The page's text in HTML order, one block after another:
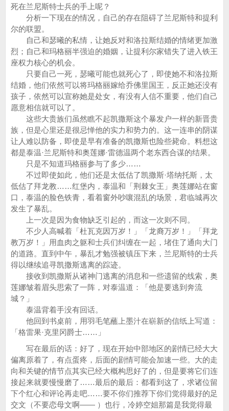
死在兰尼斯特士兵的手上呢？
分析一下现在的情况，自己的存在阻碍了兰尼斯特和提利
尔的联盟。
自己和瑟曦的私情，让她反对和洛拉斯结婚的情绪更加激
烈；自己和玛格丽半强迫的婚姻，让提利尔家错失了进入铁王
座权力核心的机会。
只要自己一死，瑟曦可能也就死心了，即使她不和洛拉斯
结婚，他们依然可以将玛格丽嫁给乔佛里国王，反正她还没有
孩子，依然可以宣称她是处女，有没有人信不重要，他们自己
愿意相信就可以了。
这些大贵族们虽然瞧不起凯撒斯这个暴发户一样的新晋贵
族，但是心里还是很忌惮他的实力和势力的。这一连串的阴谋
让人难以防备，即使是早有准备的凯撒斯也险些毙命。料想这
都是泰温·兰尼斯特和奥莲娜·雷德温两个老东西合谋的结果。
只是不知道玛格丽参与了多少……
不过即使如此，他们还是太低估了凯撒斯·塔纳托斯，太
低估了拜龙教……红堡内，泰温和「荆棘女王」奥莲娜站在窗
口，泰温的脸色铁青，看着窗外吵嚷混乱的场景，君临城再次
发生了暴乱。
上一次是因为食物缺乏引起的，而这一次则不同。
不少人高喊着「杜瓦克因万岁！」「龙裔万岁！」「拜龙
教万岁！」用血肉之躯和士兵们纠缠在一起，堵住了通向大门
的道路。直到中午，暴乱才勉强被镇压下来，兰尼斯特的士兵
得以继续追寻凯撒斯逃离的踪迹。
接收到凯撒斯从诸神门逃离的消息和一些遗留的线索，奥
莲娜皱着眉头思索了一阵，对泰温道：「他是要逃到奔流
城？」
泰温背着手没有回话。
他回到书桌前，用羽毛笔蘸上墨汁在崭新的信纸上写道：
「格雷果·克里冈爵士……」
写在最后的话：好了，现在开始中部地区的剧情已经大大
偏离原着了，有点蛋疼，后面的剧情可能会加速一些。大的走
向和关键的情节点其实已经大概构思好了的，但是要将它们连
接起来就要慢慢磨了……最后的最后：都看到这了，求诸位留
下个红心和评论再走吧……要不你们推荐下你们觉得最好的足
交文（不要恋母文啊—— ）也行，冷婷空姐那篇是我觉得最